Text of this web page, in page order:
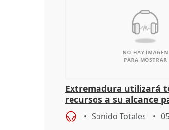
Extremadura utilizará
recursos a su alcance
más menores migrantes
Sonido Totales